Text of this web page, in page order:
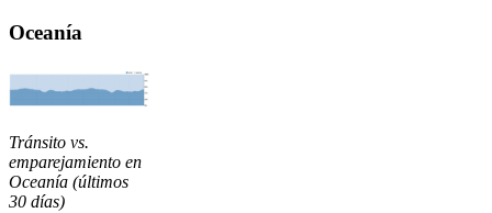
Oceanía
Tránsito vs.
emparejamiento en
Oceanía (últimos
30 días)